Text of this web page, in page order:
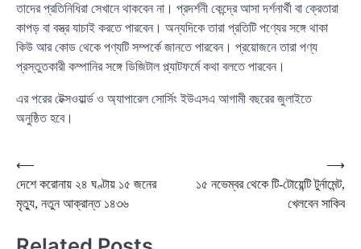
তাদের প্রতিনিধিরা সেখানে থাকবেন না। প্রদর্শনী কেন্দ্রে আসা দর্শনার্থী বা ক্রেতারা
কাপড় বা বস্ত্র যাচাই করতে পারবেন। অন্যদিকে তারা প্রতিটি পণ্যের সঙ্গে থাকা
কিউ আর কোড থেকে পণ্যটি সম্পর্কে জানতে পারবেন। প্রয়োজনে তারা পণ্য
প্রস্তুতকারী কম্পানির সঙ্গে ডিজিটাল প্ল্যাটফর্মে কথা বলতে পারবেন।
এর পরের টেক্সওয়ার্ল্ড ও অ্যাপারেল সোর্সিং ইউএসএ আগামী বছরের জুলাইতে
অনুষ্ঠিত হবে।
Post
navigation
⟵
দেশে করোনায় ২৪ ঘণ্টায় ১৫ জনের
মৃত্যু, নতুন আক্রান্ত ১৪৩৬
১৫ নভেম্বর থেকে টি-টোয়েন্টি টুর্নামেন্ট,
খেলবেন সাকিব
⟶